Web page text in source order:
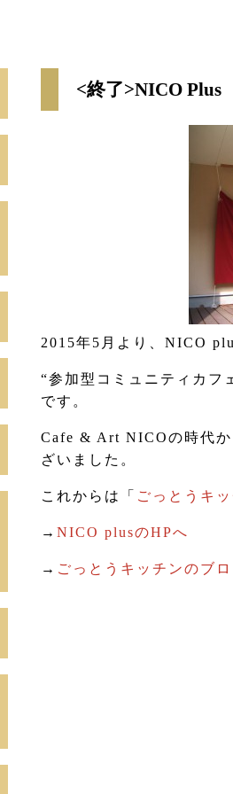
<終了>NICO Plus
2015年5月より、NICO
“参加型コミュニティカフ
です。
Cafe & Art NICOの時代か
ざいました。
これからは「 ごっとうキ
→ NICO plusのHPへ
→ ごっとうキッチンのブ